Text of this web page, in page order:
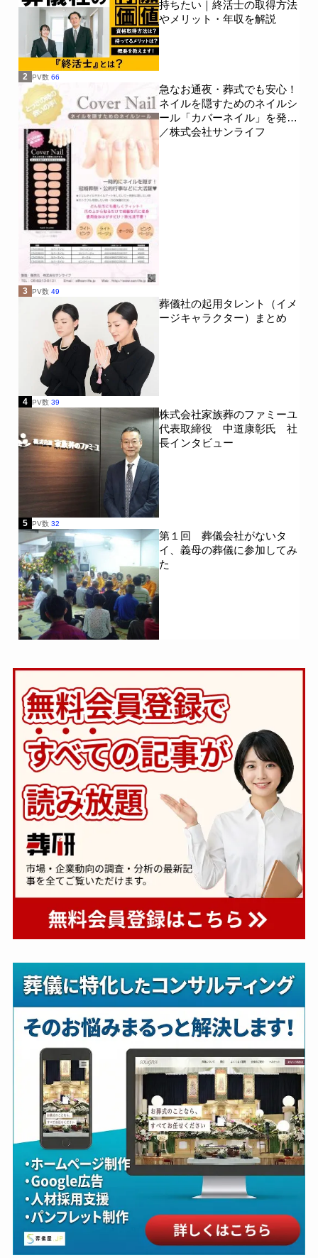
持ちたい｜終活士の取得方法
やメリット・年収を解説
2 PV数 66
急なお通夜・葬式でも安心！
ネイルを隠すためのネイルシ
ール「カバーネイル」を発売
／株式会社サンライフ
3 PV数 49
葬儀社の起用タレント（イメ
ージキャラクター）まとめ
4 PV数 39
株式会社家族葬のファミーユ
代表取締役 中道康彰氏 社
長インタビュー
5 PV数 32
第１回 葬儀会社がないタ
イ、義母の葬儀に参加してみ
た